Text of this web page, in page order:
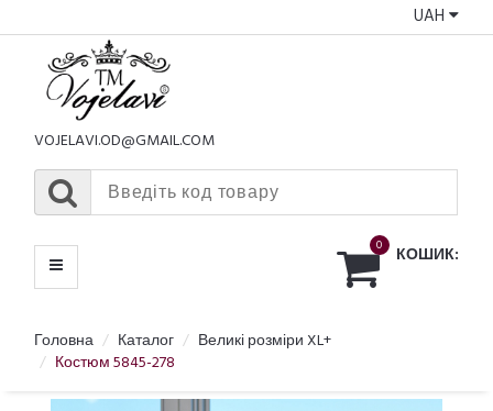
UAH
VOJELAVI.OD@GMAIL.COM
0 КОШИК:
МЕНЮ
Головна Каталог
Великі розміри XL+
Костюм 5845-278